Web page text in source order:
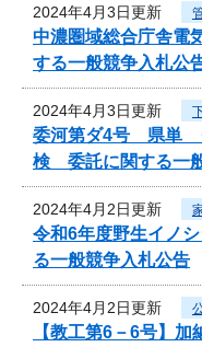
2024年4月3日更新
中濃圏域総合庁舎電
する一般競争入札公
2024年4月3日更新
委河第ダ4号 県単
検 委託に関する一
2024年4月2日更新
令和6年度野生イノ
る一般競争入札公告
2024年4月2日更新
【教工第6－6号】